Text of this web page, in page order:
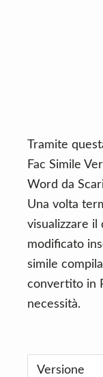
Tramite
Fac Simile
Word da
Una volta
visualizzare
modificato
simile
convertito in
necessità.
Versione